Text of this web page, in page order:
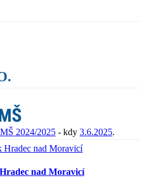
2024/2025 - kdy 3.6.2025.
nad Moravicí